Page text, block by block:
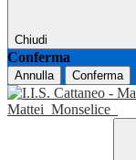
Chiudi
Conferma
Annulla Conferma
Mattei Monselice